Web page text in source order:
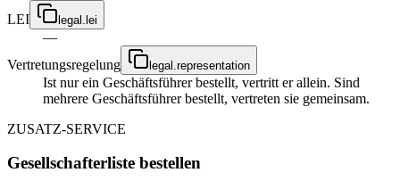
LEI
legal.lei
—
Vertretungsregelung
legal.representation
Ist nur ein Geschäftsführer bestellt, vertritt er allein. Sind
mehrere Geschäftsführer bestellt, vertreten sie gemeinsam.
ZUSATZ-SERVICE
Gesellschafterliste bestellen